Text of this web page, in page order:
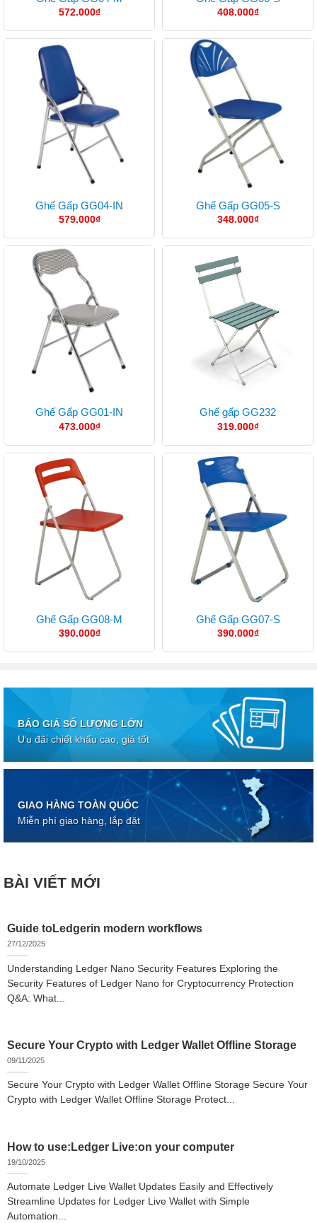
572.000₫ 408.000₫
Ghế Gấp GG04-IN
579.000₫
Ghế Gấp GG05-S
348.000₫
Ghế Gấp GG01-IN
473.000₫
Ghế gấp GG232
319.000₫
Ghế Gấp GG08-M
390.000₫
Ghế Gấp GG07-S
390.000₫
BÁO GIÁ SỐ LƯỢNG LỚN
Ưu đãi chiết khấu cao, giá tốt
GIAO HÀNG TOÀN QUỐC
Miễn phí giao hàng, lắp đặt
BÀI VIẾT MỚI
Guide toLedgerin modern workflows
27/12/2025
Understanding Ledger Nano Security Features Exploring the
Security Features of Ledger Nano for Cryptocurrency Protection
Q&A: What...
Secure Your Crypto with Ledger Wallet Offline Storage
09/11/2025
Secure Your Crypto with Ledger Wallet Offline Storage Secure Your
Crypto with Ledger Wallet Offline Storage Protect...
How to use:Ledger Live:on your computer
19/10/2025
Automate Ledger Live Wallet Updates Easily and Effectively
Streamline Updates for Ledger Live Wallet with Simple
Automation...